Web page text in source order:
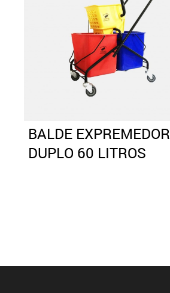
BALDE EXPREMEDOR
DUPLO 60 LITROS